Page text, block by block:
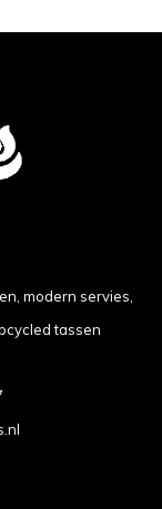
modern servies,
tassen